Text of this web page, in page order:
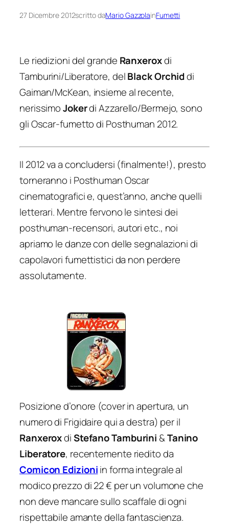
27 Dicembre 2012scritto daMario GazzolainFumetti
Le riedizioni del grande Ranxeroxdi
Tamburini/Liberatore, delBlack Orchiddi
Gaiman/McKean, insieme al recente,
nerissimoJokerdi Azzarello/Bermejo, sono
gli Oscar-fumetto di Posthuman 2012.
Il 2012 va a concludersi (finalmente!), presto
torneranno i Posthuman Oscar
cinematografici e, quest’anno, anche quelli
letterari. Mentre fervono le sintesi dei
posthuman-recensori, autori etc., noi
apriamo le danze con delle segnalazioni di
capolavori fumettistici da non perdere
assolutamente.
Posizione d’onore (cover in apertura, un
numero di Frigidaire qui a destra) per il
RanxeroxdiStefano Tamburini &Tanino
Liberatore, recentemente riedito da
Comicon Edizioniin forma integrale al
modico prezzo di 22 € per un volumone che
non deve mancare sullo scaffale di ogni
rispettabile amante della fantascienza.